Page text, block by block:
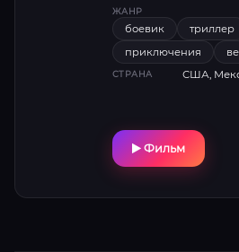
ЖАНР
боевик триллер
приключения
СТРАНА США,
Фильм